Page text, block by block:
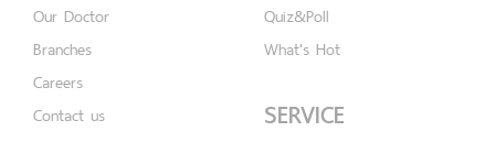
Our Doctor
Branches
Careers
Contact us
Quiz&Poll
What's Hot
SERVICE